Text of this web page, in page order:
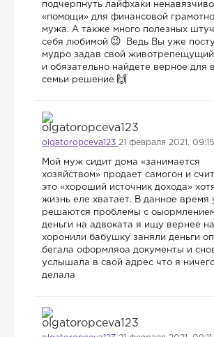
подчерпнуть лайфхаки
«помощи» для финансовой
мужа. А также много полезных
себя любимой
Ведь Вы уже
мудро задав свой
и обязательно найдете верное для
семьи решение
olgatoropceva123 21 февраля 2021, 09:15
Мой муж сидит дома «занимается
хозяйством» продает самогон и
это «хороший источник дохода»
жизнь еле хватает. В данное время
решаются проблемы с
деньги на адвоката я ищу вернее
хоронили бабушку заняли деньги
бегала оформляоа документы и
услышала в свой адрес что я
делала